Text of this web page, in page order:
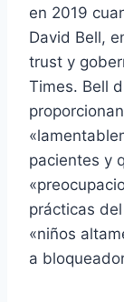
en 2019
David Bell,
trust y
Times. Bell
pacientes y
prácticas
«niños
a